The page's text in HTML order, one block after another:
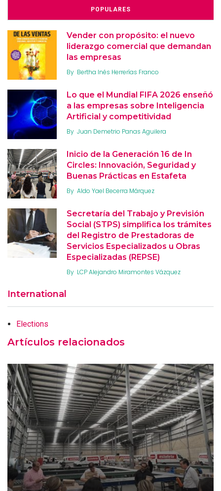
POPULARES
Vender con propósito: el nuevo
liderazgo comercial que demandan
las empresas
By Bertha Inés Herrerías Franco
Lo que el Mundial FIFA 2026 enseñó
a las empresas sobre Inteligencia
Artificial y competitividad
By Juan Demetrio Panas Aguilera
Inicio de la Generación 16 de In
Circles: Innovación, Seguridad y
Buenas Prácticas en Estafeta
By Aldo Yael Becerra Márquez
Secretaría del Trabajo y Previsión
Social (STPS) simplifica los trámites
del Registro de Prestadoras de
Servicios Especializados u Obras
Especializadas (REPSE)
By LCP Alejandro Miramontes Vázquez
International
Elections
Artículos relacionados